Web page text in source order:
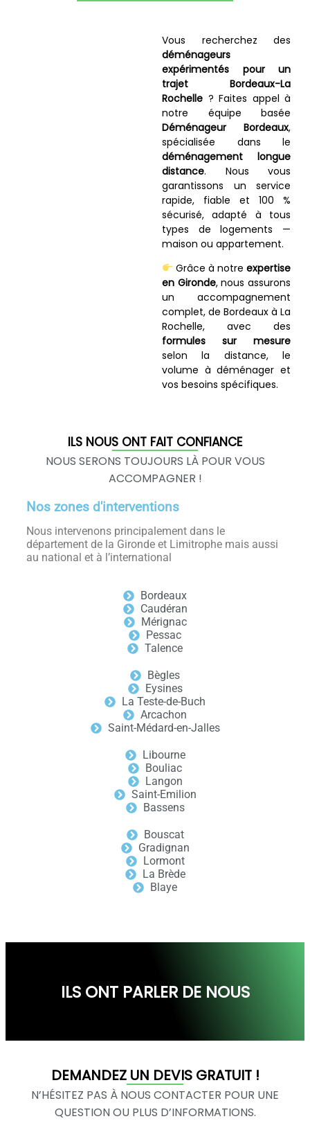
Vous recherchez des
déménageurs
expérimentés pour un
trajet Bordeaux-La
Rochelle ? Faites appel à
notre équipe basée
Déménageur Bordeaux,
spécialisée dans le
déménagement longue
distance. Nous vous
garantissons un service
rapide, fiable et 100 %
sécurisé, adapté à tous
types de logements —
maison ou appartement.
Grâce à notre expertise
en Gironde, nous assurons
un accompagnement
complet, de Bordeaux à La
Rochelle, avec des
formules sur mesure
selon la distance, le
volume à déménager et
vos besoins spécifiques.
ILS NOUS ONT FAIT CONFIANCE
NOUS SERONS TOUJOURS LÀ POUR VOUS
ACCOMPAGNER !
Nos zones d'interventions
Nous intervenons principalement dans le
département de la Gironde et Limitrophe mais aussi
au national et à l’international
Bordeaux
Caudéran
Mérignac
Pessac
Talence
Bègles
Eysines
La Teste-de-Buch
Arcachon
Saint-Médard-en-Jalles
Libourne
Bouliac
Langon
Saint-Emilion
Bassens
Bouscat
Gradignan
Lormont
La Brède
Blaye
ILS ONT PARLER DE NOUS
DEMANDEZ UN DEVIS GRATUIT !
N’HÉSITEZ PAS À NOUS CONTACTER POUR UNE
QUESTION OU PLUS D’INFORMATIONS.